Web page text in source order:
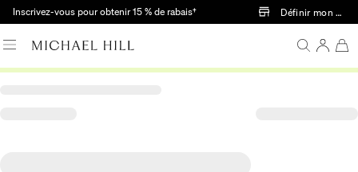
Passer au contenu principal
Inscrivez-vous pour obtenir 15 % de rabais† Définir mon